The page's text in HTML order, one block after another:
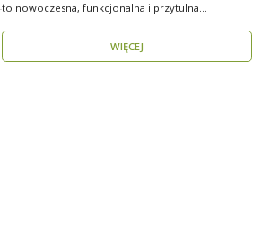
to nowoczesna, funkcjonalna i przytulna
WIĘCEJ